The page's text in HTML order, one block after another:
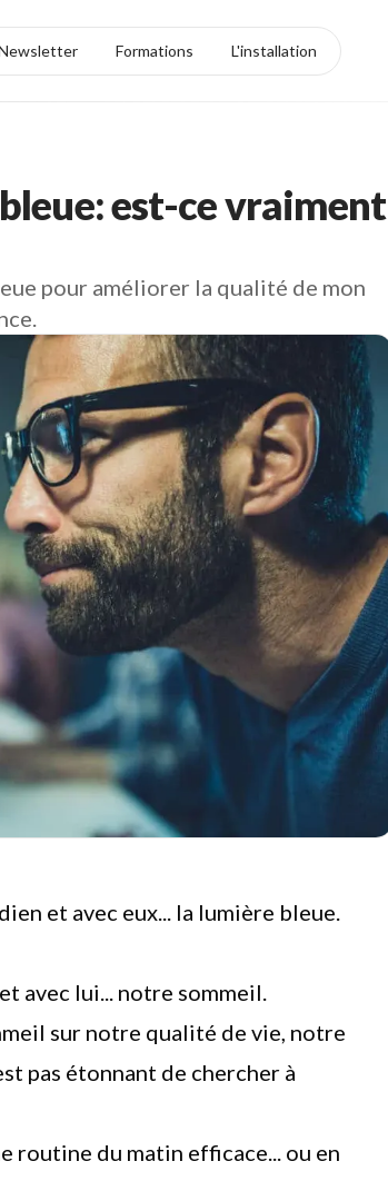
Formations L'installation
est-ce vraiment
pour améliorer la qualité de mon
et avec eux... la lumière bleue.
avec lui... notre sommeil.
sur notre qualité de vie, notre
pas étonnant de chercher à
routine du matin efficace... ou en